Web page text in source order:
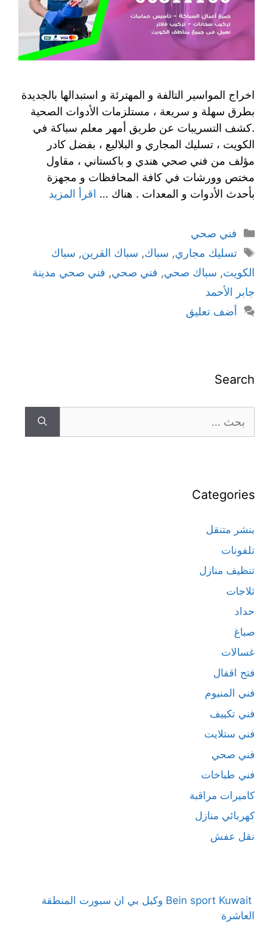
اخراج المواسير التالفة و المهترئة و استبدالها بالجديدة
بطرق سهلة و سريعة ، مستلزمات الأدوات الصحية
.كشف التسريبات عن طريق أمهر معلم سباكة في
الكويت ، تسليك المجاري و البلاليع ، بفضل كادر
مؤلف من فني صحي هندي و باكستاني ، مقاول
مختص وورشات في كافة المحافظات و مجهزة
بأحدث الأدوات و المعدات . هناك … اقرأ المزيد
فني صحي
تسليك مجاري, سباك, سباك القرين, سباك
الكويت, سباك صحي, فني صحي, فني صحي مدينة
جابر الأحمد
أضف تعليق
Search
Categories
بنشر متنقل
تلفونات
تنظيف منازل
ثلاجات
حداد
صباغ
غسالات
فتح اقفال
فني المنيوم
فني تكييف
فني ستلايت
فني صحي
فني طباخات
كاميرات مراقبة
كهربائي منازل
نقل عفش
Bein sport Kuwait وكيل بي ان سبورت المنطقة
العاشرة